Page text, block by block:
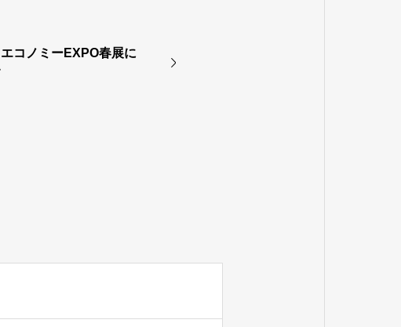
コノミーEXPO春展に